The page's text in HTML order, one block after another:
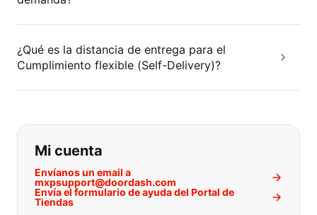
¿Qué es la distancia de entrega para el
Cumplimiento flexible (Self-Delivery)?
Si no puede encontrar lo que está
Mi cuenta
Envíanos un email a
mxpsupport@doordash.com
Envía el formulario de ayuda del Portal de
Tiendas